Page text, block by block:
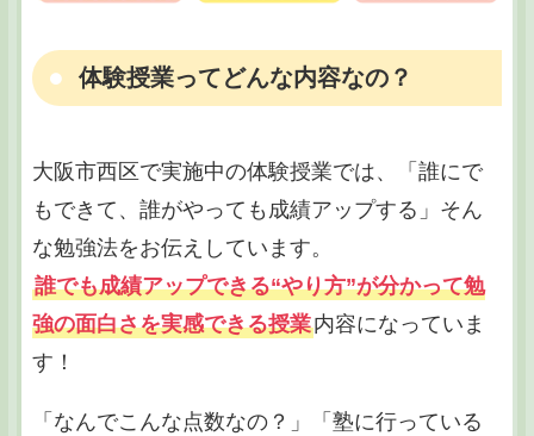
体験授業ってどんな内容なの？
大阪市西区で実施中の体験授業では、「誰にで
もできて、誰がやっても成績アップする」そん
な勉強法をお伝えしています。
誰でも成績アップできる“やり方”が分かって勉
強の面白さを実感できる授業内容になっていま
す！
「なんでこんな点数なの？」「塾に行っている